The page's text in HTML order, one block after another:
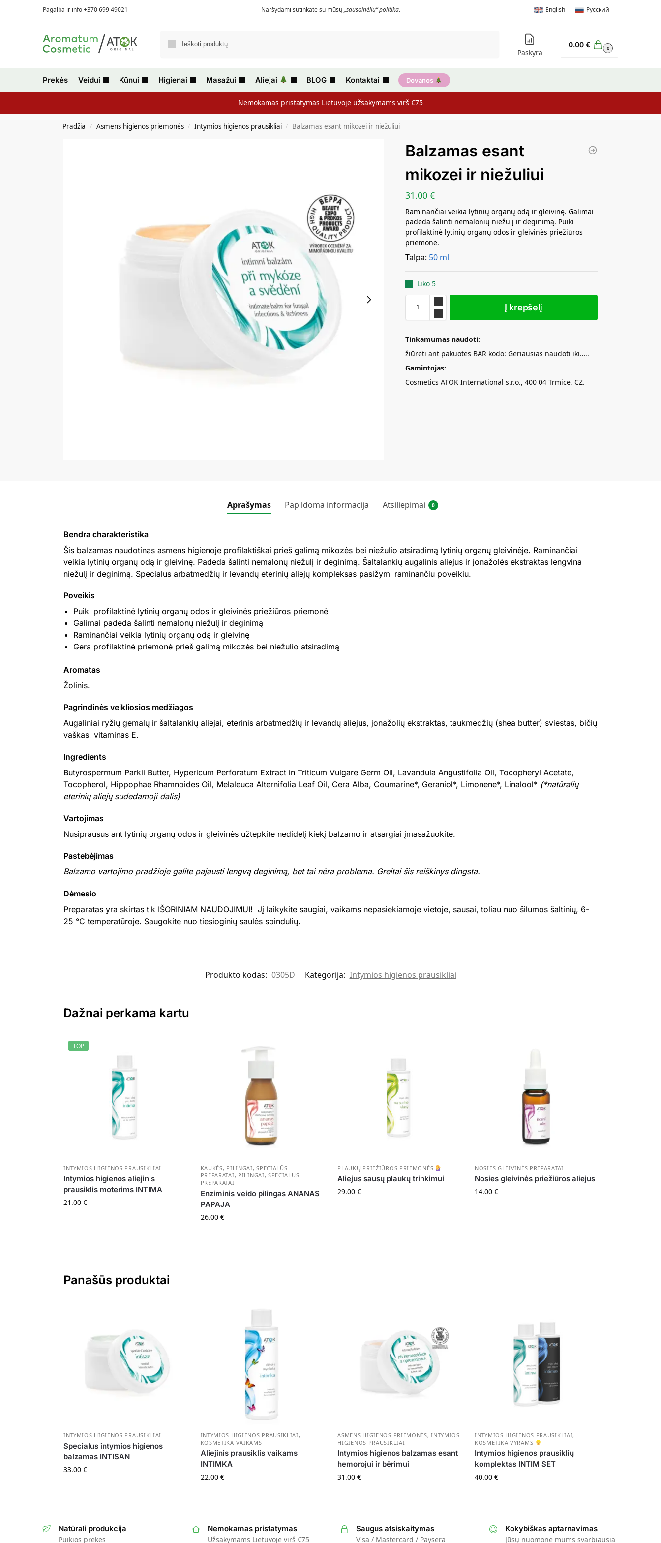
Pagalba ir info +370 699 49021 Naršydami sutinkate su mūsų„sausainėlių” politika. English Русский
Paskyra
0.00 € 0
Prekės Veidui Kūnui Higienai Masažui Aliejai BLOG Kontaktai Dovanos
Nemokamas pristatymas Lietuvoje užsakymams virš €75
Pradžia / Asmens higienos priemonės / Intymios higienos prausikliai / Balzamas esant mikozei ir niežuliui
Balzamas esant
mikozei ir niežuliui
31.00€
Raminančiai veikia lytinių organų odą ir gleivinę. Galimai
padeda šalinti nemalonių niežulį ir deginimą. Puiki
profilaktinė lytinių organų odos ir gleivinės priežiūros
priemonė.
Talpa: 50 ml
Liko 5
Į krepšelį
Tinkamumas naudoti:
žiūrėti ant pakuotės BAR kodo: Geriausias naudoti iki…..
Gamintojas:
Cosmetics ATOK International s.r.o., 400 04 Trmice, CZ.
Aprašymas Papildoma informacija Atsiliepimai 0
Bendra charakteristika
Šis balzamas naudotinas asmens higienoje profilaktiškai prieš galimą mikozės bei niežulio atsiradimą lytinių organų gleivinėje. Raminančiai
veikia lytinių organų odą ir gleivinę. Padeda šalinti nemalonų niežulį ir deginimą. Šaltalankių augalinis aliejus ir jonažolės ekstraktas lengvina
niežulį ir deginimą. Specialus arbatmedžių ir levandų eterinių aliejų kompleksas pasižymi raminančiu poveikiu.
Poveikis
Puiki profilaktinė lytinių organų odos ir gleivinės priežiūros priemonė
Galimai padeda šalinti nemalonų niežulį ir deginimą
Raminančiai veikia lytinių organų odą ir gleivinę
Gera profilaktinė priemonė prieš galimą mikozės bei niežulio atsiradimą
Aromatas
Žolinis.
Pagrindinės veikliosios medžiagos
Augaliniai ryžių gemalų ir šaltalankių aliejai, eterinis arbatmedžių ir levandų aliejus, jonažolių ekstraktas, taukmedžių (shea butter) sviestas, bičių
vaškas, vitaminas E.
Ingredients
Butyrospermum Parkii Butter, Hypericum Perforatum Extract in Triticum Vulgare Germ Oil, Lavandula Angustifolia Oil, Tocopheryl Acetate,
Tocopherol, Hippophae Rhamnoides Oil, Melaleuca Alternifolia Leaf Oil, Cera Alba, Coumarine*, Geraniol*, Limonene*, Linalool* (*natūralių
eterinių aliejų sudedamoji dalis)
Vartojimas
Nusiprausus ant lytinių organų odos ir gleivinės užtepkite nedidelį kiekį balzamo ir atsargiai įmasažuokite.
Pastebėjimas
Balzamo vartojimo pradžioje galite pajausti lengvą deginimą, bet tai nėra problema. Greitai šis reiškinys dingsta.
Dėmesio
Preparatas yra skirtas tik IŠORINIAM NAUDOJIMUI! Jį laikykite saugiai, vaikams nepasiekiamoje vietoje, sausai, toliau nuo šilumos šaltinių, 6-
25 °C temperatūroje. Saugokite nuo tiesioginių saulės spindulių.
Produkto kodas: 0305D Kategorija: Intymios higienos prausikliai
Dažnai perkama kartu
TOP
INTYMIOS HIGIENOS PRAUSIKLIAI
Intymios higienos aliejinis
prausiklis moterims INTIMA
21.00 €
KAUKĖS, PILINGAI, SPECIALŪS
PREPARATAI, PILINGAI, SPECIALŪS
PREPARATAI
Enziminis veido pilingas ANANAS
PAPAJA
26.00 €
PLAUKŲ PRIEŽIŪROS PRIEMONĖS
Aliejus sausų plaukų trinkimui
29.00€
NOSIES GLEIVINĖS PREPARATAI
Nosies gleivinės priežiūros aliejus
14.00€
Panašūs produktai
INTYMIOS HIGIENOS PRAUSIKLIAI
Specialus intymios higienos
balzamas INTISAN
33.00 €
INTYMIOS HIGIENOS PRAUSIKLIAI,
KOSMETIKA VAIKAMS
Aliejinis prausiklis vaikams
INTIMKA
22.00 €
ASMENS HIGIENOS PRIEMONĖS,INTYMIOS
HIGIENOS PRAUSIKLIAI
Intymios higienos balzamas esant
hemorojui ir bėrimui
31.00€
INTYMIOS HIGIENOS PRAUSIKLIAI,
KOSMETIKA VYRAMS
Intymios higienos prausiklių
komplektas INTIM SET
40.00€
Natūrali produkcija
Puikios prekės
Nemokamas pristatymas
Užsakymams Lietuvoje virš €75
Saugus atsiskaitymas
Visa / Mastercard / Paysera
Kokybiškas aptarnavimas
Jūsų nuomonė mums svarbiausia